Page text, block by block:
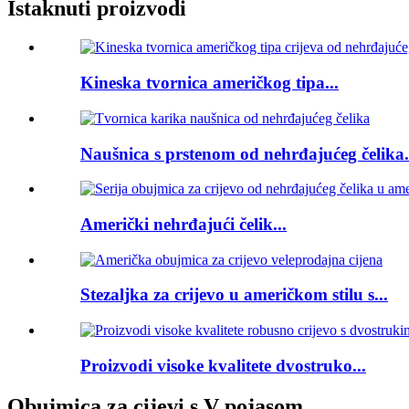
Istaknuti proizvodi
Kineska tvornica američkog tipa...
Naušnica s prstenom od nehrđajućeg
Američki nehrđajući čelik...
Stezaljka za crijevo u američkom stilu s...
Proizvodi visoke kvalitete dvostruko...